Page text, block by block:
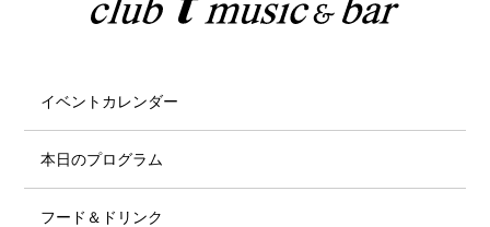
イベントカレンダー
本日のプログラム
フード＆ドリンク